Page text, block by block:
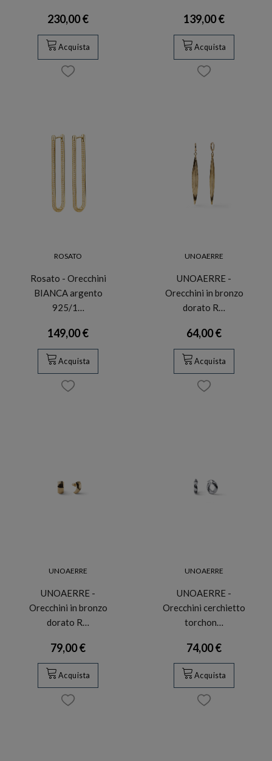
230,00 €
Acquista
139,00 €
Acquista
ROSATO
Rosato - Orecchini
BIANCA argento
925/1…
149,00 €
Acquista
UNOAERRE
UNOAERRE -
Orecchini in bronzo
dorato R…
64,00 €
Acquista
UNOAERRE
UNOAERRE -
Orecchini in bronzo
dorato R…
79,00 €
Acquista
UNOAERRE
UNOAERRE -
Orecchini cerchietto
torchon…
74,00 €
Acquista